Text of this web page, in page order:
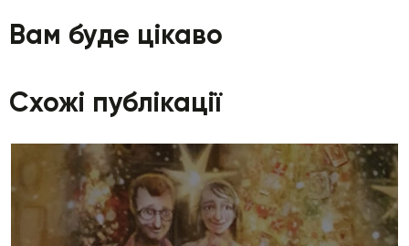
Вам буде цікаво
Схожі публікації